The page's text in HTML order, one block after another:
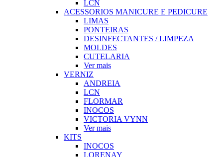
LCN
ACESSORIOS MANICURE E PEDICURE
LIMAS
PONTEIRAS
DESINFECTANTES / LIMPEZA
MOLDES
CUTELARIA
Ver mais
VERNIZ
ANDREIA
LCN
FLORMAR
INOCOS
VICTORIA VYNN
Ver mais
KITS
INOCOS
LORENAY